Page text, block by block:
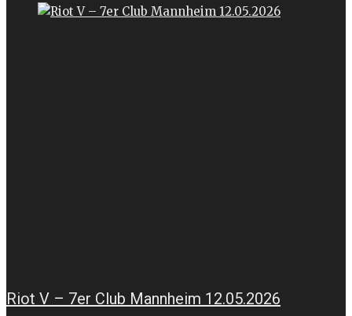
Riot V – 7er Club Mannheim 12.05.2026